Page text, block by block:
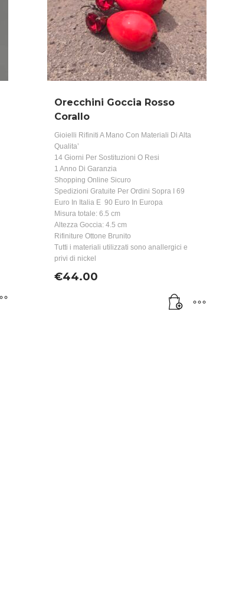
Orecchini Goccia Rosso
Corallo
Gioielli Rifiniti A Mano Con Materiali Di Alta
Qualita’
14 Giorni Per Sostituzioni O Resi
1 Anno Di Garanzia
Shopping Online Sicuro
Spedizioni Gratuite Per Ordini Sopra I 69
Euro In Italia E 90 Euro In Europa
Misura totale: 6.5 cm
Altezza Goccia: 4.5 cm
Rifiniture Ottone Brunito
Tutti i materiali utilizzati sono anallergici e
privi di nickel
€44.00